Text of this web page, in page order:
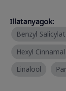
Illatanyagok:
Benzyl
Hexyl Cinnamal
Linalool